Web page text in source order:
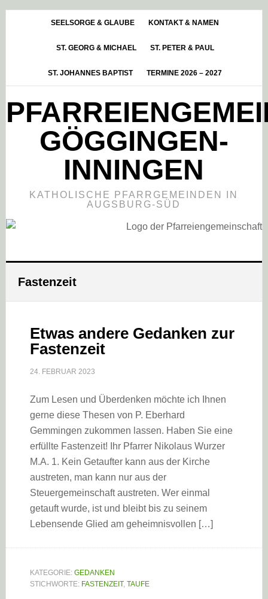
HauptsidebarSEELSORGE & GLAUBE KONTAKT & NAMEN
ST. GEORG & MICHAEL ST. PETER & PAUL
ST. JOHANNES BAPTIST TERMINE 2026 – 2027
GÖGGINGEN-
INNINGEN
KATHOLISCHE PFARRGEMEINDEN IN
AUGSBURG-SÜD
Fastenzeit
Etwas andere Gedanken zur
Fastenzeit
24. FEBRUAR 2023
Zum Lesen und Überdenken möchte ich Ihnen
gerne diese Thesen von P. Eberhard
Gemmingen zukommen lassen. Haben Sie eine
erfüllte Fastenzeit! Ihr Pfarrer Nikolaus Wurzer
M.A. 1. Kein Getaufter kann aus der Kirche
austreten, man kann nur aus der
Steuergemeinschaft austreten. Wer einmal
getauft wurde, ist und bleibt bis zu seinem
Lebensende Glied am geheimnisvollen […]
KATEGORIE: GEDANKEN
STICHWORTE: FASTENZEIT, TAUFE